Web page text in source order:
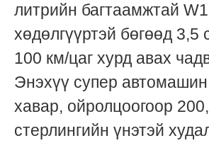
литрийн багтаамжтай
хөдөлгүүртэй бөгөөд 3,5
100 км/цаг хурд авах
Энэхүү супер
хавар, ойролцоогоор
стерлингийн үнэтэй